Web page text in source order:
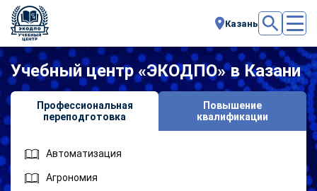
Казань
Учебный центр «ЭКОДПО» в Казани
Профессиональная
переподготовка
Повышение
квалификации
Автоматизация
Агрономия